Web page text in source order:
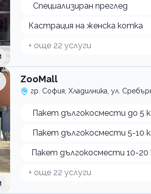
Специализиран преглед
Кастрация на женска котка
+ още 22 услуги
ZooMall
гр. София, Хладилника, ул.
Пакет дългокосмести до 5
Пакет дългокосмести 5-10
Пакет дългокосмести 10-20
+ още 22 услуги